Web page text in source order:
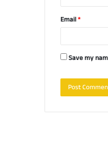
Email*
Save my